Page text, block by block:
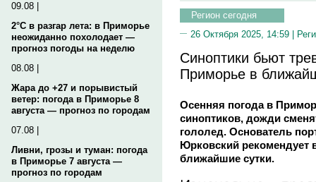
09.08 |
2°C в разгар лета: в Приморье
неожиданно похолодает —
прогноз погоды на неделю
08.08 |
Жара до +27 и порывистый
ветер: погода в Приморье 8
августа — прогноз по городам
07.08 |
Ливни, грозы и туман: погода
в Приморье 7 августа —
прогноз по городам
Регион сегодня
26 Октября 2025, 14:59 |
Синоптики бьют
Приморье в
Осенняя погода в
синоптиков, дожди
гололед. Основатель
Юрковский рекомендует
ближайшие сутки.